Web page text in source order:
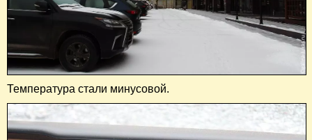
Температура стали минусовой.